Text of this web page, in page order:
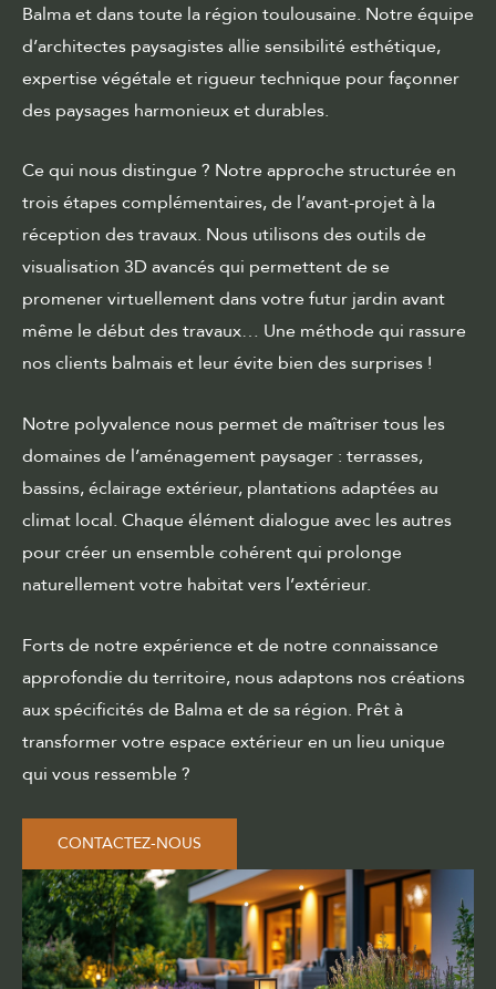
Balma et dans toute la région toulousaine. Notre équipe
d’architectes paysagistes allie sensibilité esthétique,
expertise végétale et rigueur technique pour façonner
des paysages harmonieux et durables.
Ce qui nous distingue ? Notre approche structurée en
trois étapes complémentaires, de l’avant-projet à la
réception des travaux. Nous utilisons des outils de
visualisation 3D avancés qui permettent de se
promener virtuellement dans votre futur jardin avant
même le début des travaux… Une méthode qui rassure
nos clients balmais et leur évite bien des surprises !
Notre polyvalence nous permet de maîtriser tous les
domaines de l’aménagement paysager : terrasses,
bassins, éclairage extérieur, plantations adaptées au
climat local. Chaque élément dialogue avec les autres
pour créer un ensemble cohérent qui prolonge
naturellement votre habitat vers l’extérieur.
Forts de notre expérience et de notre connaissance
approfondie du territoire, nous adaptons nos créations
aux spécificités de Balma et de sa région. Prêt à
transformer votre espace extérieur en un lieu unique
qui vous ressemble ?
CONTACTEZ-NOUS